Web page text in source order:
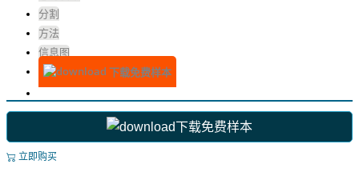
分割
方法
信息图
下载免费样本
下载免费样本
立即购买